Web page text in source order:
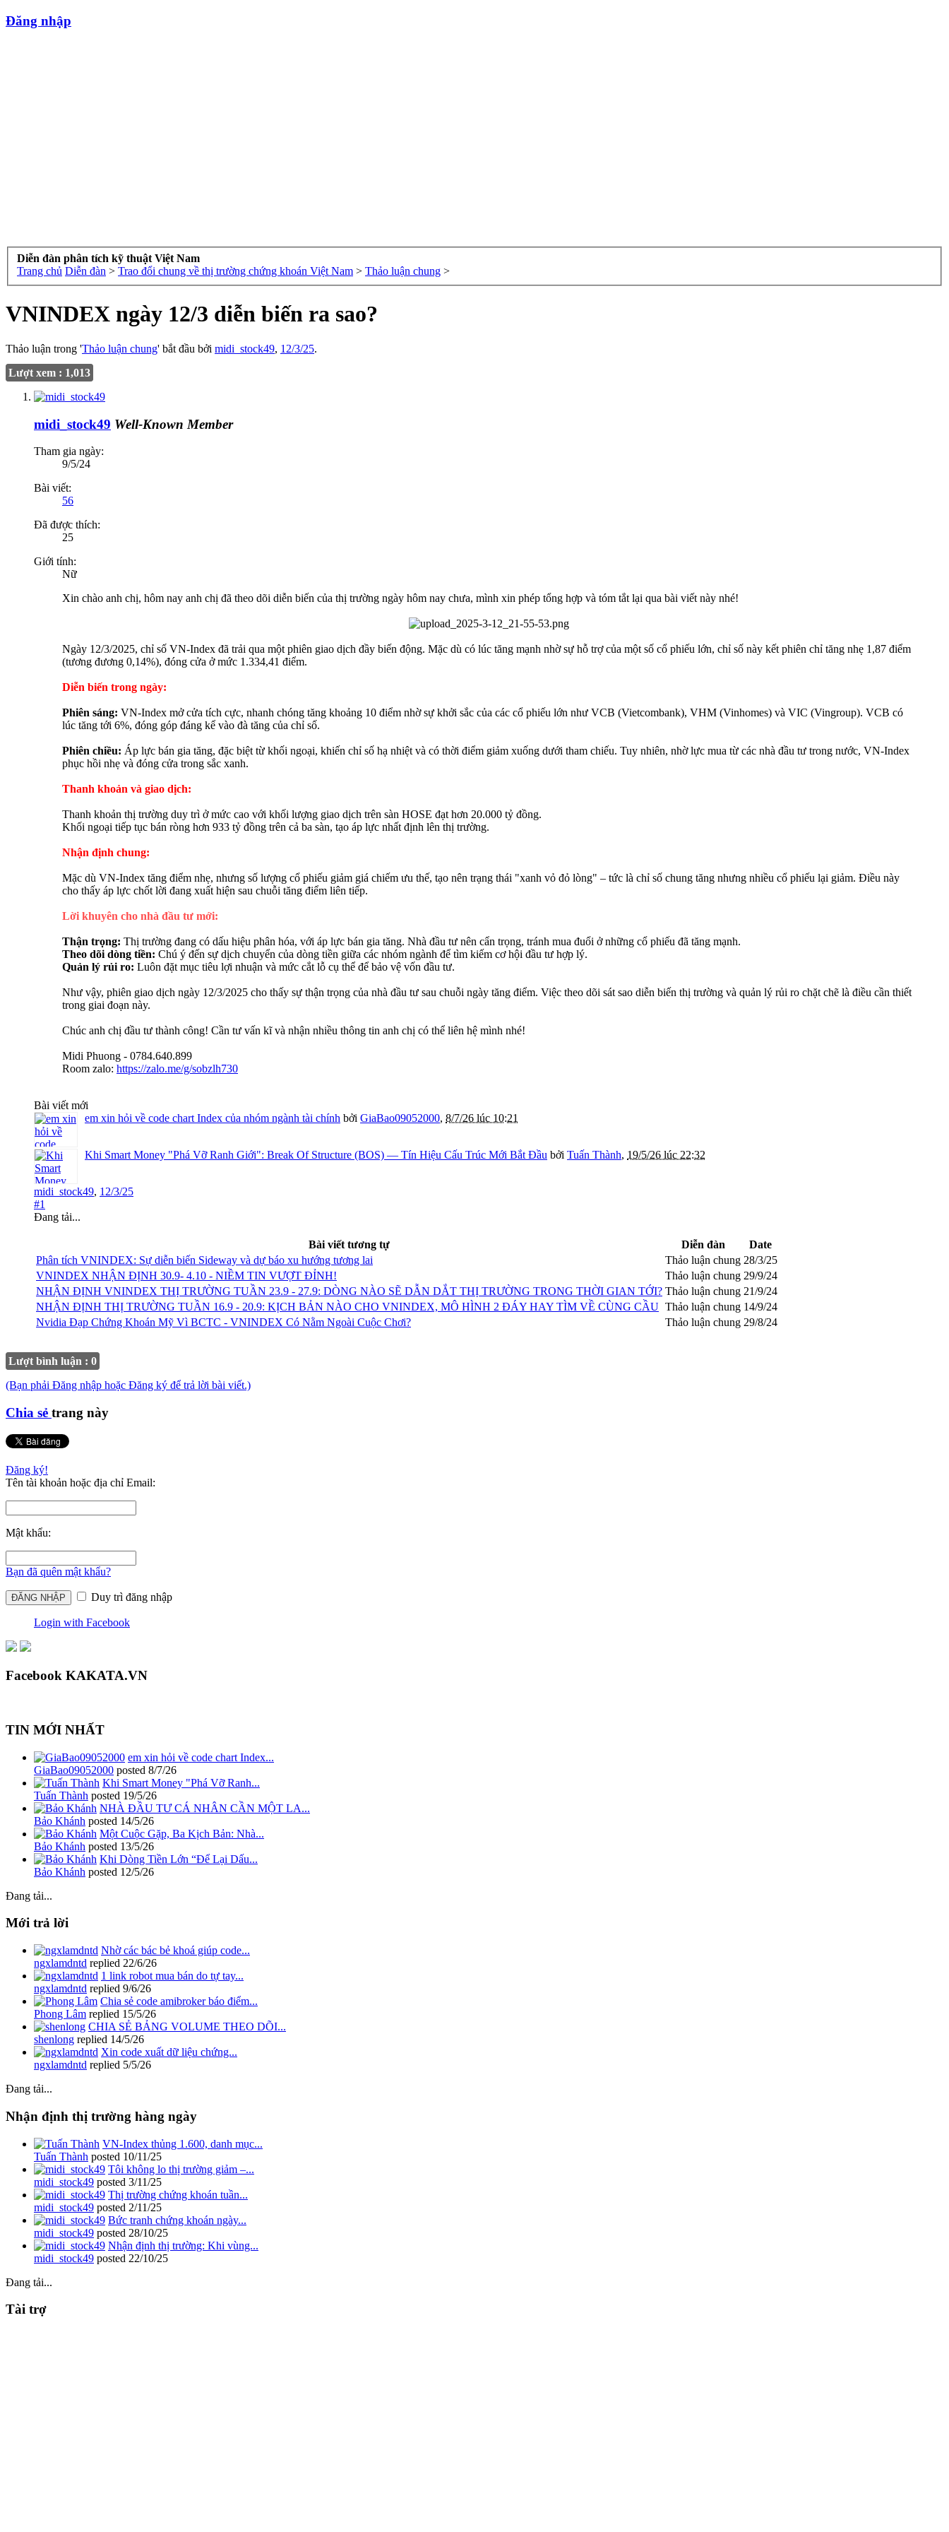
Đăng nhập
Diễn đàn phân tích kỹ thuật Việt Nam
Trang chủ Diễn đàn > Trao đổi chung về thị trường chứng khoán Việt Nam > Thảo luận chung >
VNINDEX ngày 12/3 diễn biến ra sao?
Thảo luận trong 'Thảo luận chung' bắt đầu bởi midi_stock49, 12/3/25.
Lượt xem : 1,013
midi_stock49 Well-Known Member
Tham gia ngày:
9/5/24
Bài viết:
56
Đã được thích:
25
Giới tính:
Nữ
Xin chào anh chị, hôm nay anh chị đã theo dõi diễn biến của thị trường ngày hôm nay chưa, mình xin phép tổng hợp và tóm tắt lại qua bài viết này nhé!
Ngày 12/3/2025, chỉ số VN-Index đã trải qua một phiên giao dịch đầy biến động. Mặc dù có lúc tăng mạnh nhờ sự hỗ trợ của một số cổ phiếu lớn, chỉ số này kết phiên chỉ tăng nhẹ 1,87 điểm
(tương đương 0,14%), đóng cửa ở mức 1.334,41 điểm.
Diễn biến trong ngày:
Phiên sáng: VN-Index mở cửa tích cực, nhanh chóng tăng khoảng 10 điểm nhờ sự khởi sắc của các cổ phiếu lớn như VCB (Vietcombank), VHM (Vinhomes) và VIC (Vingroup). VCB có
lúc tăng tới 6%, đóng góp đáng kể vào đà tăng của chỉ số.
Phiên chiều: Áp lực bán gia tăng, đặc biệt từ khối ngoại, khiến chỉ số hạ nhiệt và có thời điểm giảm xuống dưới tham chiếu. Tuy nhiên, nhờ lực mua từ các nhà đầu tư trong nước, VN-Index
phục hồi nhẹ và đóng cửa trong sắc xanh.
Thanh khoản và giao dịch:
Thanh khoản thị trường duy trì ở mức cao với khối lượng giao dịch trên sàn HOSE đạt hơn 20.000 tỷ đồng.
Khối ngoại tiếp tục bán ròng hơn 933 tỷ đồng trên cả ba sàn, tạo áp lực nhất định lên thị trường.
Nhận định chung:
Mặc dù VN-Index tăng điểm nhẹ, nhưng số lượng cổ phiếu giảm giá chiếm ưu thế, tạo nên trạng thái "xanh vỏ đỏ lòng" – tức là chỉ số chung tăng nhưng nhiều cổ phiếu lại giảm. Điều này
cho thấy áp lực chốt lời đang xuất hiện sau chuỗi tăng điểm liên tiếp.
Lời khuyên cho nhà đầu tư mới:
Thận trọng: Thị trường đang có dấu hiệu phân hóa, với áp lực bán gia tăng. Nhà đầu tư nên cẩn trọng, tránh mua đuổi ở những cổ phiếu đã tăng mạnh.
Theo dõi dòng tiền: Chú ý đến sự dịch chuyển của dòng tiền giữa các nhóm ngành để tìm kiếm cơ hội đầu tư hợp lý.
Quản lý rủi ro: Luôn đặt mục tiêu lợi nhuận và mức cắt lỗ cụ thể để bảo vệ vốn đầu tư.
Như vậy, phiên giao dịch ngày 12/3/2025 cho thấy sự thận trọng của nhà đầu tư sau chuỗi ngày tăng điểm. Việc theo dõi sát sao diễn biến thị trường và quản lý rủi ro chặt chẽ là điều cần thiết
trong giai đoạn này.
Chúc anh chị đầu tư thành công! Cần tư vấn kĩ và nhận nhiều thông tin anh chị có thể liên hệ mình nhé!
Midi Phuong - 0784.640.899
Room zalo: https://zalo.me/g/sobzlh730
Bài viết mới
em xin hỏi về code chart Index của nhóm ngành tài chính bởi GiaBao09052000, 8/7/26 lúc 10:21
Khi Smart Money "Phá Vỡ Ranh Giới": Break Of Structure (BOS) — Tín Hiệu Cấu Trúc Mới Bắt Đầu bởi Tuấn Thành, 19/5/26 lúc 22:32
midi_stock49, 12/3/25
#1
Đang tải...
Bài viết tương tự Diễn đàn
Date
Phân tích VNINDEX: Sự diễn biến Sideway và dự báo xu hướng tương lai
Thảo luận chung 28/3/25
VNINDEX NHẬN ĐỊNH 30.9- 4.10 - NIỀM TIN VƯỢT ĐỈNH!
Thảo luận chung 29/9/24
NHẬN ĐỊNH VNINDEX THỊ TRƯỜNG TUẦN 23.9 - 27.9: DÒNG NÀO SẼ DẪN DẮT THỊ TRƯỜNG TRONG THỜI GIAN TỚI? Thảo luận chung 21/9/24
NHẬN ĐỊNH THỊ TRƯỜNG TUẦN 16.9 - 20.9: KỊCH BẢN NÀO CHO VNINDEX, MÔ HÌNH 2 ĐÁY HAY TÌM VỀ CÙNG CẦU Thảo luận chung 14/9/24
Nvidia Đạp Chứng Khoán Mỹ Vì BCTC - VNINDEX Có Nằm Ngoài Cuộc Chơi?
Thảo luận chung 29/8/24
Lượt bình luận : 0
(Bạn phải Đăng nhập hoặc Đăng ký để trả lời bài viết.)
Chia sẻ trang này
Đăng ký!
Tên tài khoản hoặc địa chỉ Email:
Mật khẩu:
Bạn đã quên mật khẩu?
Duy trì đăng nhập
Login with Facebook
Facebook KAKATA.VN
TIN MỚI NHẤT
em xin hỏi về code chart Index...
GiaBao09052000 posted 8/7/26
Khi Smart Money "Phá Vỡ Ranh...
Tuấn Thành posted 19/5/26
NHÀ ĐẦU TƯ CÁ NHÂN CẦN MỘT LA...
Bảo Khánh posted 14/5/26
Một Cuộc Gặp, Ba Kịch Bản: Nhà...
Bảo Khánh posted 13/5/26
Khi Dòng Tiền Lớn “Để Lại Dấu...
Bảo Khánh posted 12/5/26
Đang tải...
Mới trả lời
Nhờ các bác bẻ khoá giúp code...
ngxlamdntd replied 22/6/26
1 link robot mua bán do tự tay...
ngxlamdntd replied 9/6/26
Chia sẻ code amibroker báo điểm...
Phong Lâm replied 15/5/26
CHIA SẺ BẢNG VOLUME THEO DÕI...
shenlong replied 14/5/26
Xin code xuất dữ liệu chứng...
ngxlamdntd replied 5/5/26
Đang tải...
Nhận định thị trường hàng ngày
VN-Index thủng 1.600, danh mục...
Tuấn Thành posted 10/11/25
Tôi không lo thị trường giảm –...
midi_stock49 posted 3/11/25
Thị trường chứng khoán tuần...
midi_stock49 posted 2/11/25
Bức tranh chứng khoán ngày...
midi_stock49 posted 28/10/25
Nhận định thị trường: Khi vùng...
midi_stock49 posted 22/10/25
Đang tải...
Tài trợ